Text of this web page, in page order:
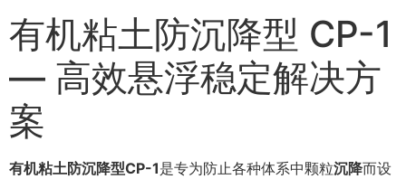
有机粘土防沉降型 CP-1
— 高效悬浮稳定解决方
案
有机粘土防沉降型CP-1是专为防止各种体系中颗粒沉降而设